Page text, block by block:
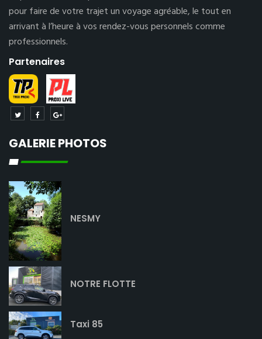
pour faire de votre trajet un voyage agréable, le tout en
arrivant à l’heure à vos rendez-vous personnels comme
professionnels.
Partenaires
GALERIE PHOTOS
NESMY
NOTRE FLOTTE
Taxi 85